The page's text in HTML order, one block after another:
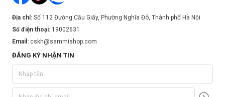
Địa chỉ: Số 112 Đường Cầu Giấy, Phường Nghĩa Đô, Thành phố Hà Nội
Số điện thoại: 19002631
Email: cskh@sammishop.com
ĐĂNG KÝ NHẬN TIN